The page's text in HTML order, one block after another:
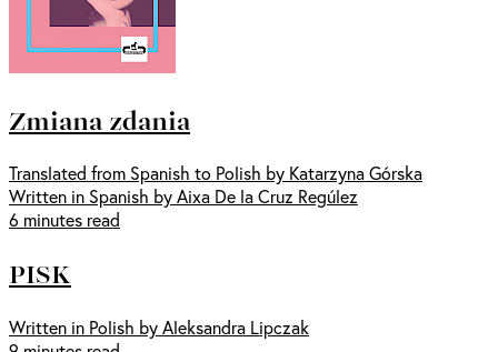
Zmiana zdania
Translated from Spanish to Polish by Katarzyna Górska
Written in Spanish by Aixa De la Cruz Regúlez
6 minutes read
PISK
Written in Polish by Aleksandra Lipczak